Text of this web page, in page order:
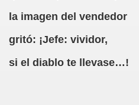
la imagen del vendedor
gritó: ¡Jefe: vividor,
si el diablo te llevase…!
Romero)
Romero)